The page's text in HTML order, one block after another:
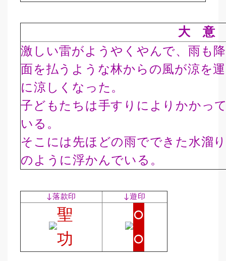
大 意
激しい雷がようやくやんで、雨も
面を払うような林からの風が涼を
に涼しくなった。
子どもたちは手すりによりかかっ
いる。
そこには先ほどの雨でできた水溜
のように浮かんでいる。
↓落款印 ↓遊印
聖
功
○
○